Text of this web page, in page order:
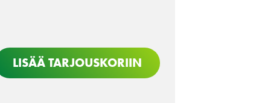
LISÄÄ TARJOUSKORIIN